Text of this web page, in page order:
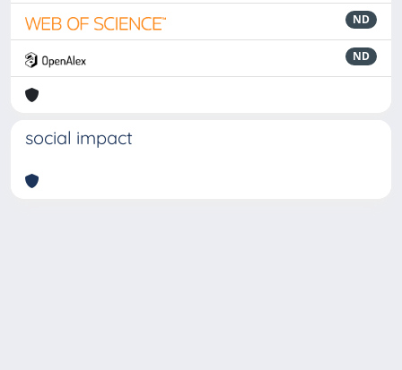
ND
ND
social impact